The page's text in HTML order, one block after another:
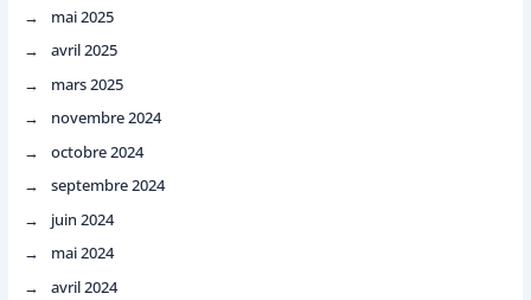
mai 2025
avril 2025
mars 2025
novembre 2024
octobre 2024
septembre 2024
juin 2024
mai 2024
avril 2024